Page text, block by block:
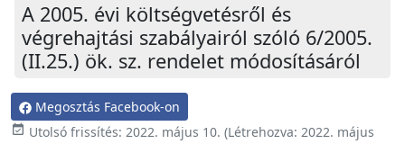
A 2005. évi költségvetésről és
végrehajtási szabályairól szóló 6/2005.
(II.25.) ök. sz. rendelet módosításáról
Megosztás Facebook-on
event_available Utolsó frissítés: 2022. május 10. (Létrehozva: 2022. május